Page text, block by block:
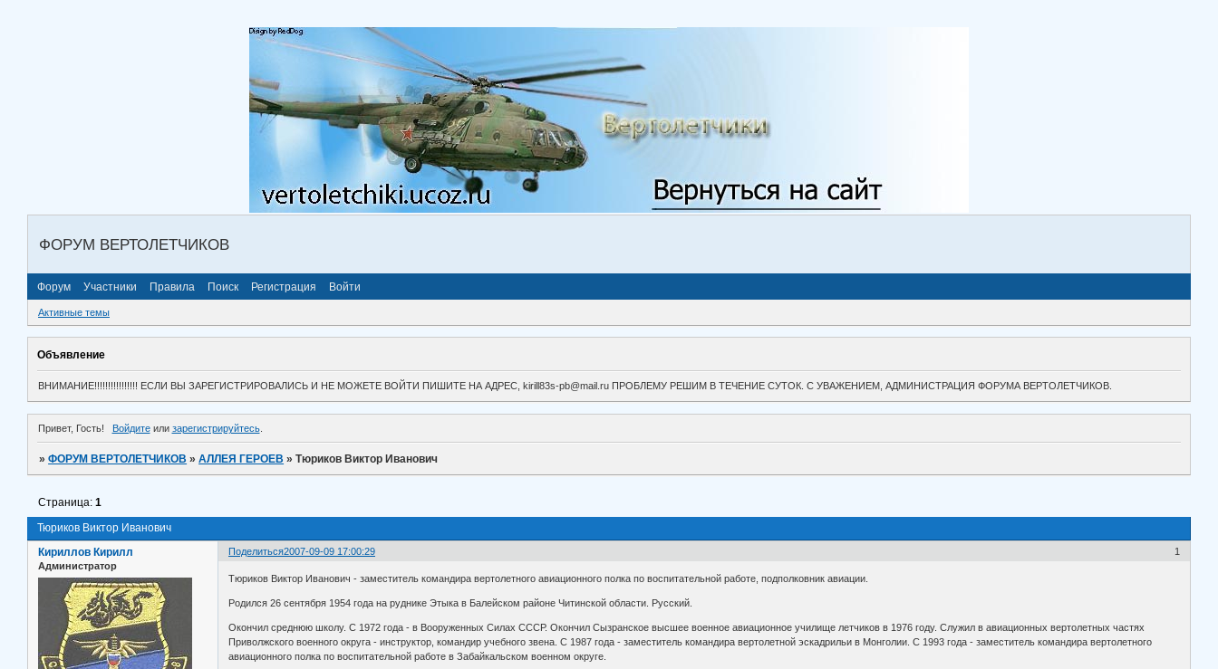
ФОРУМ ВЕРТОЛЕТЧИКОВ
Форум Участники Правила Поиск Регистрация Войти
Активные темы
Объявление
ВНИМАНИЕ!!!!!!!!!!!!!!!! ЕСЛИ ВЫ ЗАРЕГИСТРИРОВАЛИСЬ И НЕ МОЖЕТЕ ВОЙТИ ПИШИТЕ НА АДРЕС, kirill83s-pb@mail.ru ПРОБЛЕМУ РЕШИМ В ТЕЧЕНИЕ СУТОК. С УВАЖЕНИЕМ, АДМИНИСТРАЦИЯ ФОРУМА ВЕРТОЛЕТЧИКОВ.
Привет, Гость! Войдитеили зарегистрируйтесь.
»ФОРУМ ВЕРТОЛЕТЧИКОВ »АЛЛЕЯ ГЕРОЕВ »Тюриков Виктор Иванович
Тюриков Виктор Иванович
Страница:1
Поделиться 1
2007-09-09 17:00:29
Кириллов Кирилл
Администратор
Тюриков Виктор Иванович - заместитель командира вертолетного авиационного полка по воспитательной работе, подполковник авиации.
Родился 26 сентября 1954 года на руднике Этыка в Балейском районе Читинской области. Русский.
Окончил среднюю школу. С 1972 года - в Вооруженных Силах СССР. Окончил Сызранское высшее военное авиационное училище летчиков в 1976 году. Служил в авиационных вертолетных частях
Приволжского военного округа - инструктор, командир учебного звена. С 1987 года - заместитель командира вертолетной эскадрильи в Монголии. С 1993 года - заместитель командира вертолетного
авиационного полка по воспитательной работе в Забайкальском военном округе.